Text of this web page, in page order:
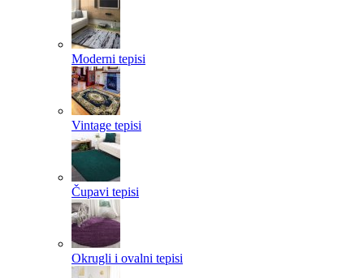
Moderni tepisi
Vintage tepisi
Čupavi tepisi
Okrugli i ovalni tepisi